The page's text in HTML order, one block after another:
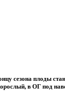
сезона плоды
в ОГ под